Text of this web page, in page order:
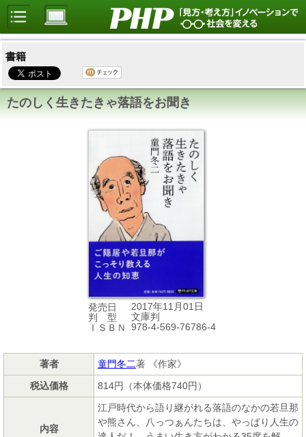
書籍
たのしく生きたきゃ落語をお聞き
発売日
2017年11月01日
判 型
文庫判
ＩＳＢＮ
978-4-569-76786-4
著者 童門冬二著 《作家》
税込価格
814円（本体価格740円）
内容
江戸時代から語り継がれる落語のなかの若旦那
や熊さん、八っつぁんたちは、やっぱり人生の